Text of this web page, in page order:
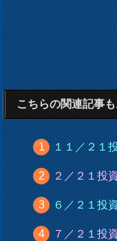
こちらの関連記事
１１／２１
２／２１投
６／２１投
７／２１投